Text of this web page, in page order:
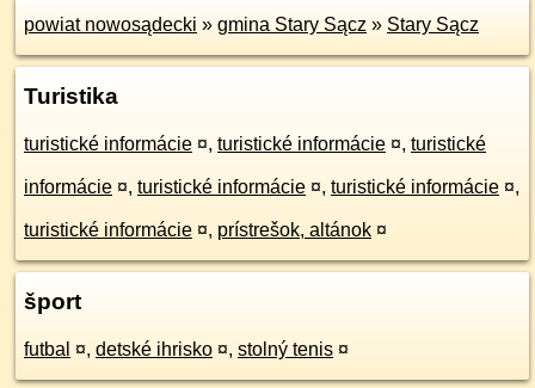
powiat nowosądecki » gmina Stary Sącz » Stary Sącz
Turistika
turistické informácie ¤, turistické informácie ¤, turistické
informácie ¤, turistické informácie ¤, turistické informácie ¤,
turistické informácie ¤, prístrešok, altánok ¤
šport
futbal ¤, detské ihrisko ¤, stolný tenis ¤